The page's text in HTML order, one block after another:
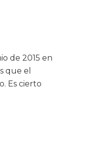
de 2015 en
que el
Es cierto